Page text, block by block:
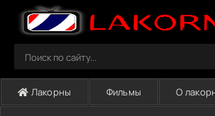
Лакорны Фильмы О